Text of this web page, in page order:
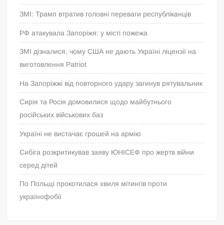
ЗМІ: Трамп втратив головні переваги республіканців
РФ атакувала Запоріжя: у місті пожежа
ЗМІ дізналися, чому США не дають Україні ліцензії на
виготовлення Patriot
На Запоріжжі від повторного удару загинув рятувальник
Сирія та Росія домовилися щодо майбутнього
російських військових баз
Україні не вистачає грошей на армію
Сибіга розкритикував заяву ЮНІСЕФ про жертв війни
серед дітей
По Польщі прокотилася хвиля мітингів проти
українофобії